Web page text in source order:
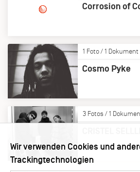
Corrosion of
1 Foto / 1 Dokument
Cosmo Pyke
3 Fotos / 1
Wir verwenden Cookies und
Trackingtechnologien